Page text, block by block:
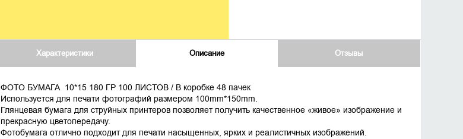
Характеристики Описание Отзывы
ФОТО БУМАГА 10*15 180 ГР 100 ЛИСТОВ / В коробке 48 пачек
Используется для печати фотографий размером 100mm*150mm.
Глянцевая бумага для струйных принтеров позволяет получить качественное «живое» изображение и
прекрасную цветопередачу.
Фотобумага отлично подходит для печати насыщенных, ярких и реалистичных изображений.